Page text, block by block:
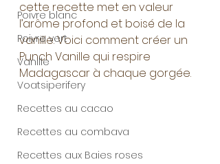
Poivre blanc
Poivre vert
Vanille
Voatsiperifery
Recettes au cacao
Recettes au combava
Recettes aux Baies roses
cette recette met en valeur
l’arôme profond et boisé de la
vanille. Voici comment créer un
Punch Vanille qui respire
Madagascar à chaque gorgée.